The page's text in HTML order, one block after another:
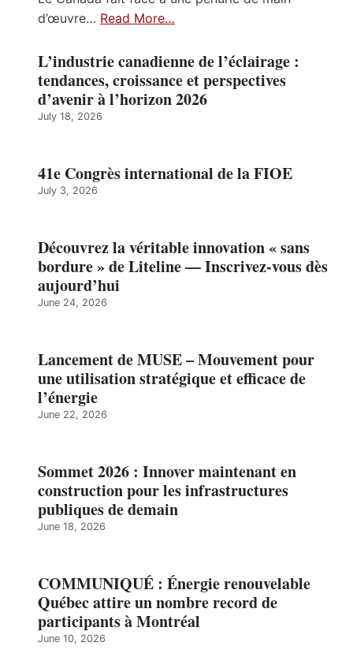
d’œuvre… Read More…
L’industrie canadienne de l’éclairage :
tendances, croissance et perspectives
d’avenir à l’horizon 2026
July 18, 2026
41e Congrès international de la FIOE
July 3, 2026
Découvrez la véritable innovation « sans
bordure » de Liteline — Inscrivez-vous dès
aujourd’hui
June 24, 2026
Lancement de MUSE – Mouvement pour
une utilisation stratégique et efficace de
l’énergie
June 22, 2026
Sommet 2026 : Innover maintenant en
construction pour les infrastructures
publiques de demain
June 18, 2026
COMMUNIQUÉ : Énergie renouvelable
Québec attire un nombre record de
participants à Montréal
June 10, 2026